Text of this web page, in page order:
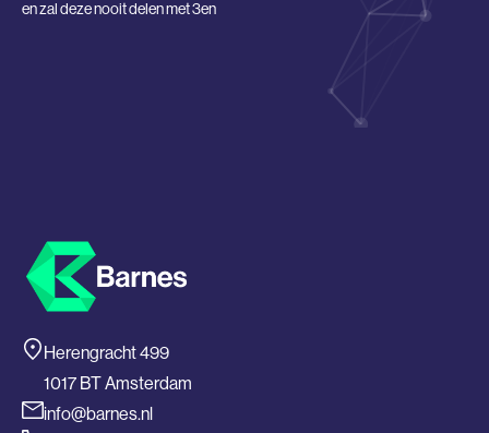
en zal deze nooit delen met 3en
Herengracht 499
1017 BT Amsterdam
info@barnes.nl